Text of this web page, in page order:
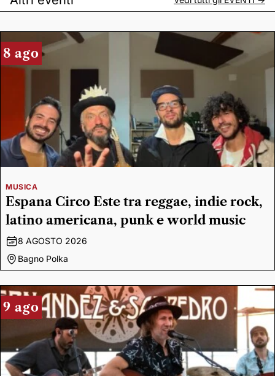
8 ago
MUSICA
Espana Circo Este tra reggae, indie rock,
latino americana, punk e world music
8 AGOSTO 2026
Bagno Polka
9 ago